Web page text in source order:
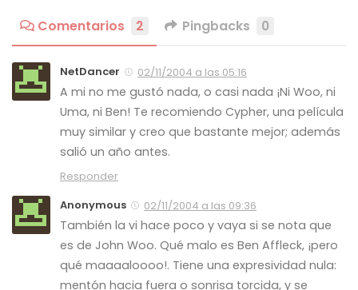
Comentarios 2 Pingbacks 0
NetDancer 02/11/2004 a las 05:16
A mi no me gustó nada, o casi nada ¡Ni Woo, ni
Uma, ni Ben! Te recomiendo Cypher, una película
muy similar y creo que bastante mejor; además
salió un año antes.
Responder
Anonymous
02/11/2004 a las 09:36
También la vi hace poco y vaya si se nota que
es de John Woo. Qué malo es Ben Affleck, ¡pero
qué maaaaloooo!. Tiene una expresividad nula:
mentón hacia fuera o sonrisa torcida, y se